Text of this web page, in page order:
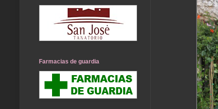
Farmacias de guardia